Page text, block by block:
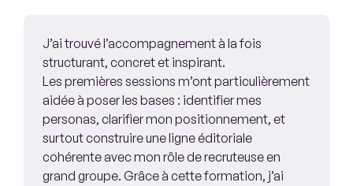
J’ai trouvé l’accompagnement à la fois
structurant, concret et inspirant.
Les premières sessions m’ont particulièrement
aidée à poser les bases : identifier mes
personas, clarifier mon positionnement, et
surtout construire une ligne éditoriale
cohérente avec mon rôle de recruteuse en
grand groupe. Grâce à cette formation, j’ai